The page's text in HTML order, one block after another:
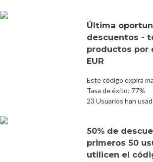
Última
descuentos -
productos por
EUR
Este código expira
Tasa de éxito: 77%
23 Usuarios han
50% de
primeros 50
utilicen el